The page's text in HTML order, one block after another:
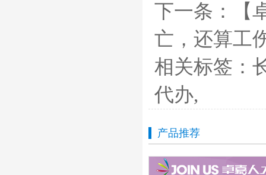
下一条：
亡，还算工
相关标签：
代办,
产品推荐